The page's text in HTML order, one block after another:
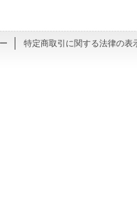
特定商取引に関する法律の表